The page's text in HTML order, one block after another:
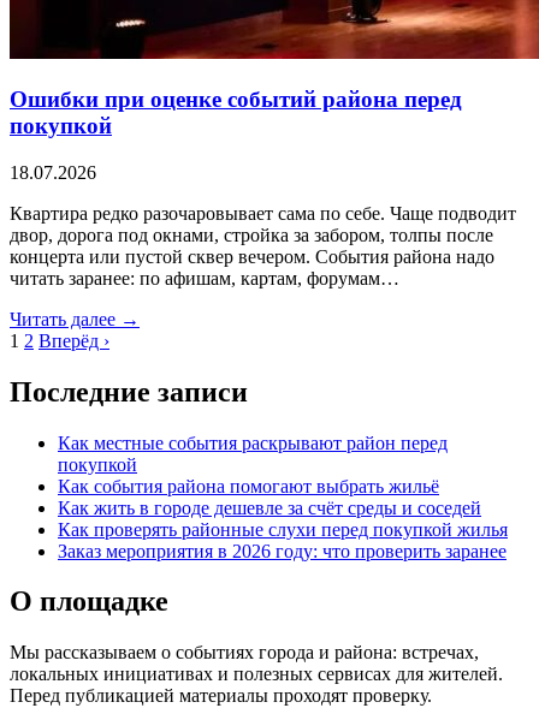
Ошибки при оценке событий района перед
покупкой
18.07.2026
Квартира редко разочаровывает сама по себе. Чаще подводит
двор, дорога под окнами, стройка за забором, толпы после
концерта или пустой сквер вечером. События района надо
читать заранее: по афишам, картам, форумам…
Читать далее →
1 2 Вперёд ›
Последние записи
Как местные события раскрывают район перед
покупкой
Как события района помогают выбрать жильё
Как жить в городе дешевле за счёт среды и соседей
Как проверять районные слухи перед покупкой жилья
Заказ мероприятия в 2026 году: что проверить заранее
О площадке
Мы рассказываем о событиях города и района: встречах,
локальных инициативах и полезных сервисах для жителей.
Перед публикацией материалы проходят проверку.